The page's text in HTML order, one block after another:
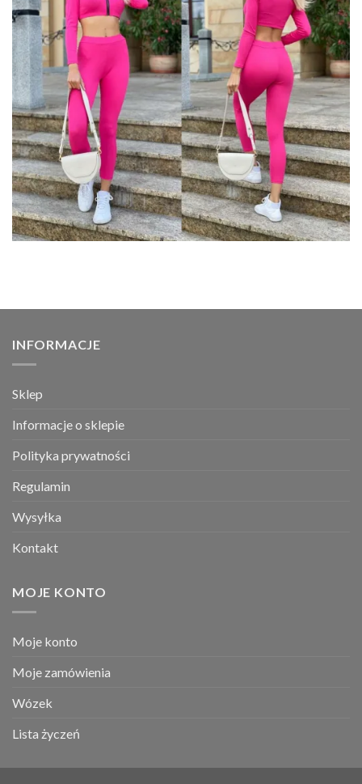
INFORMACJE
Sklep
Informacje o sklepie
Polityka prywatności
Regulamin
Wysyłka
Kontakt
MOJE KONTO
Moje konto
Moje zamówienia
Wózek
Lista życzeń